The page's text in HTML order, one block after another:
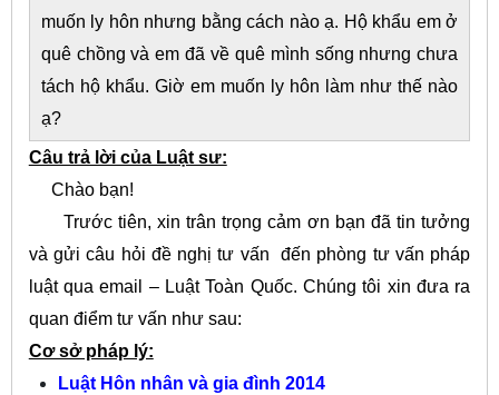
muốn ly hôn nhưng bằng cách nào ạ. Hộ khẩu em ở
quê chồng và em đã về quê mình sống nhưng chưa
tách hộ khẩu. Giờ em muốn ly hôn làm như thế nào
ạ?
Câu trả lời của Luật sư:
Chào bạn!
Trước tiên, xin trân trọng cảm ơn bạn đã tin tưởng
và gửi câu hỏi đề nghị tư vấn đến phòng tư vấn pháp
luật qua email – Luật Toàn Quốc. Chúng tôi xin đưa ra
quan điểm tư vấn như sau:
Cơ sở pháp lý:
Luật Hôn nhân và gia đình 2014